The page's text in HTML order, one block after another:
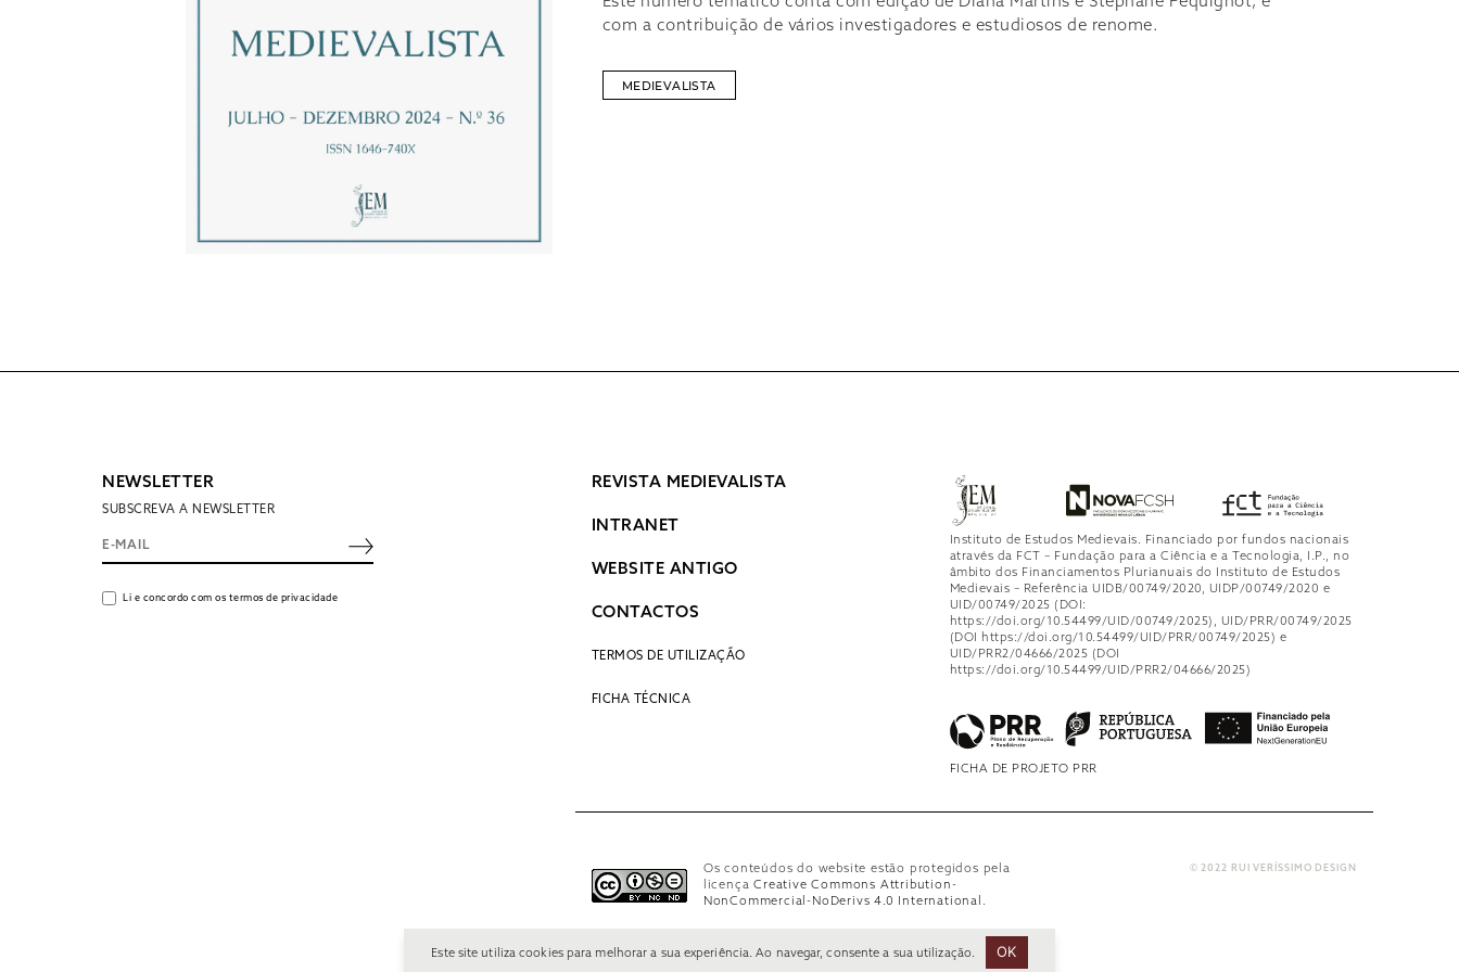
com a contribuição de vários investigadores e estudiosos de renome.
MEDIEVALISTA
NEWSLETTER
SUBSCREVA A NEWSLETTER
Li e concordo com os termos de privacidade
REVISTA MEDIEVALISTA
INTRANET
WEBSITE ANTIGO
CONTACTOS
TERMOS DE UTILIZAÇÃO
FICHA TÉCNICA
Instituto de Estudos Medievais. Financiado por fundos nacionais
através da FCT – Fundação para a Ciência e a Tecnologia, I.P., no
âmbito dos Financiamentos Plurianuais do Instituto de Estudos
Medievais – Referência UIDB/00749/2020, UIDP/00749/2020 e
UID/00749/2025 (DOI:
https://doi.org/10.54499/UID/00749/2025), UID/PRR/00749/2025
(DOI https://doi.org/10.54499/UID/PRR/00749/2025) e
UID/PRR2/04666/2025 (DOI
https://doi.org/10.54499/UID/PRR2/04666/2025)
FICHA DE PROJETO PRR
Os conteúdos do website estão protegidos pela
licençaCreative Commons Attribution-
NonCommercial-NoDerivs 4.0 International .
© 2022 RUI VERÍSSIMO DESIGN
Este site utiliza cookies para melhorar a sua experiência. Ao navegar, consente a sua utilização. OK